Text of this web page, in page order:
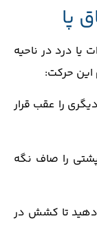
یا درد در ناحیه
این حرکت:
را عقب قرار
را صاف نگه
دهید تا کشش در